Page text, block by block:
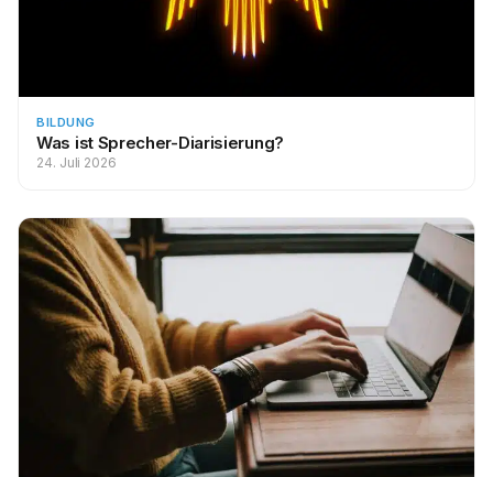
BILDUNG
Was ist Sprecher-Diarisierung?
24. Juli 2026